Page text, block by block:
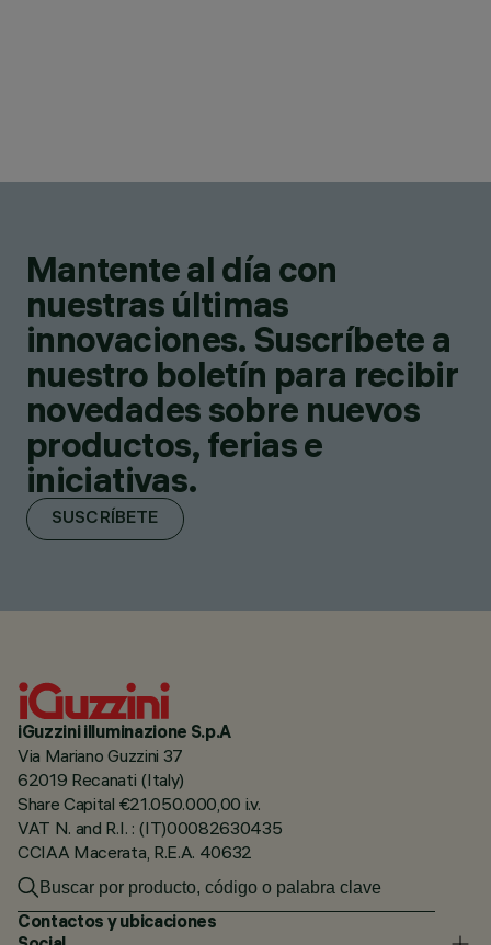
Mantente al día con
nuestras últimas
innovaciones. Suscríbete a
nuestro boletín para recibir
novedades sobre nuevos
productos, ferias e
iniciativas.
SUSCRÍBETE
iGuzzini illuminazione S.p.A
Via Mariano Guzzini 37
62019 Recanati (Italy)
Share Capital €21.050.000,00 i.v.
VAT N. and R.I. : (IT)00082630435
CCIAA Macerata, R.E.A. 40632
Contactos y ubicaciones